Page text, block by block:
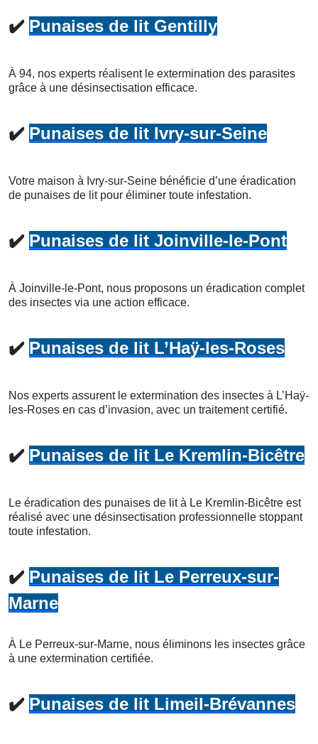
✔️ Punaises de lit Gentilly
À 94, nos experts réalisent le extermination des parasites
grâce à une désinsectisation efficace.
✔️ Punaises de lit Ivry-sur-Seine
Votre maison à Ivry-sur-Seine bénéficie d’une éradication
de punaises de lit pour éliminer toute infestation.
✔️ Punaises de lit Joinville-le-Pont
À Joinville-le-Pont, nous proposons un éradication complet
des insectes via une action efficace.
✔️ Punaises de lit L’Haÿ-les-Roses
Nos experts assurent le extermination des insectes à L’Haÿ-
les-Roses en cas d’invasion, avec un traitement certifié.
✔️ Punaises de lit Le Kremlin-Bicêtre
Le éradication des punaises de lit à Le Kremlin-Bicêtre est
réalisé avec une désinsectisation professionnelle stoppant
toute infestation.
✔️ Punaises de lit Le Perreux-sur-
Marne
À Le Perreux-sur-Marne, nous éliminons les insectes grâce
à une extermination certifiée.
✔️ Punaises de lit Limeil-Brévannes